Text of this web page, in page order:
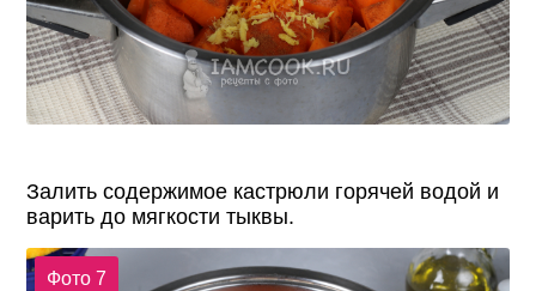
Залить содержимое кастрюли горячей водой и
варить до мягкости тыквы.
Фото 7